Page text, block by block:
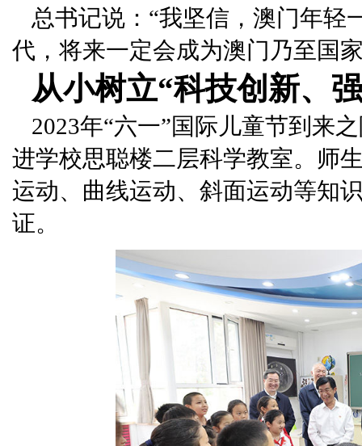
总书记说：“我坚信，澳门年轻
代，将来一定会成为澳门乃至国
从小树立“科技创新、
2023年“六一”国际儿童节到来
进学校思聪楼二层科学教室。师
运动、曲线运动、斜面运动等知
证。